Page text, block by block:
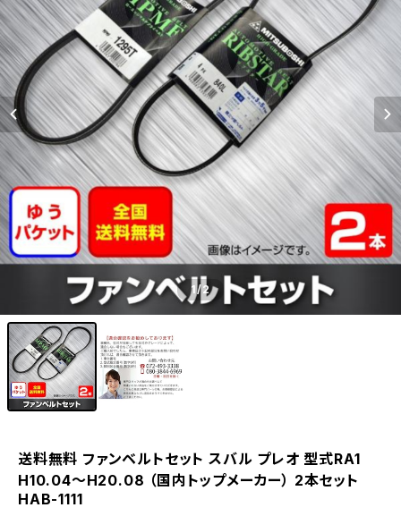
1/2
送料無料 ファンベルトセット スバル プレオ 型式RA1
H10.04～H20.08 （国内トップメーカー） 2本セット
HAB-1111